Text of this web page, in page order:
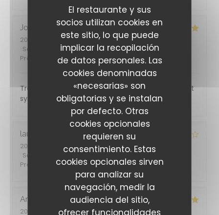
El restaurante y sus
socios utilizan cookies en
este sitio, lo que puede
implicar la recopilación
de datos personales. Las
cookies denominadas
«necesarias» son
obligatorias y se instalan
por defecto. Otras
cookies opcionales
requieren su
consentimiento. Estas
cookies opcionales sirven
para analizar su
navegación, medir la
audiencia del sitio,
ofrecer funcionalidades
Joelle
2026-07-28
- 19:30 - Invitados 1
Servicio
/5 Ambiente:4 /5 Menú:5/5 Calidad /
Precio
Très bon rapport qualité prix, personnel efficace et
sympathique
laurent
2026-07-24
- 19:30 - Invitados 2
Servicio
Ambiente: 4/5 Menú:3 /5 Calidad /
Precio
Anthony
2026-07-21
- 12:15 - Invitados 2